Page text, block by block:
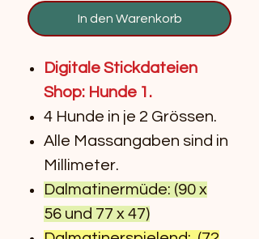
In den Warenkorb
Digitale Stickdateien
Shop: Hunde 1.
4 Hunde in je 2 Grössen.
Alle Massangaben sind in
Millimeter.
Dalmatinermüde: (90 x
56 und 77 x 47)